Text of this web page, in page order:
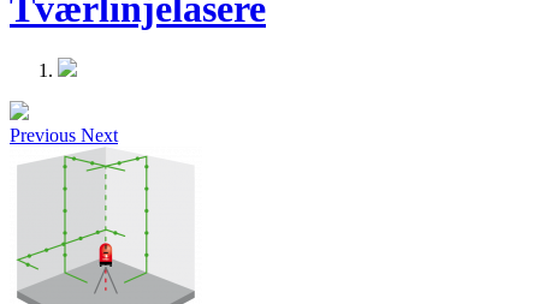
Tværlinjelasere
Previous Next